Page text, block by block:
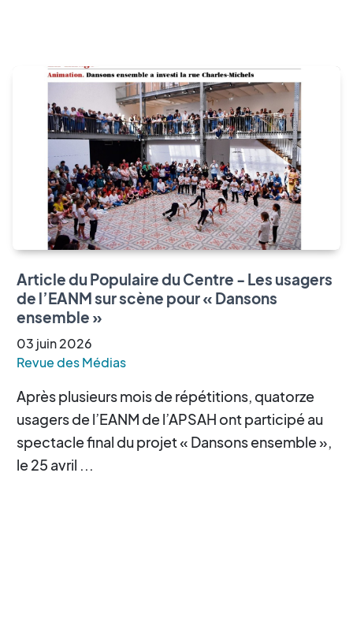
Article du Populaire du Centre - Les usagers
de l’EANM sur scène pour « Dansons
ensemble »
03 juin2026
Revue des Médias
Après plusieurs mois de répétitions, quatorze
usagers de l’EANM de l’APSAH ont participé au
spectacle final du projet « Dansons ensemble »,
le 25 avril ...